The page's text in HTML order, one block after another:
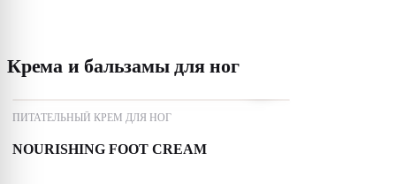
Крема и бальзамы для ног
ПИТАТЕЛЬНЫЙ КРЕМ ДЛЯ НОГ
NOURISHING FOOT CREAM